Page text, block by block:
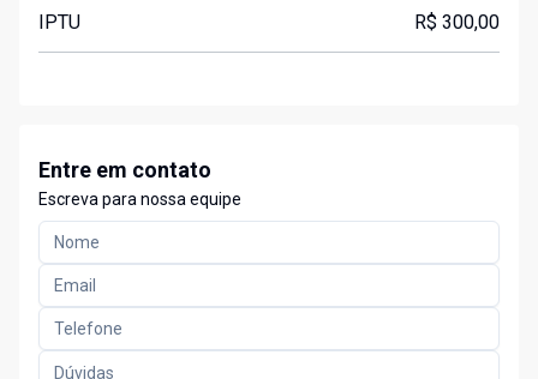
IPTU R$ 300,00
Entre em contato
Escreva para nossa equipe